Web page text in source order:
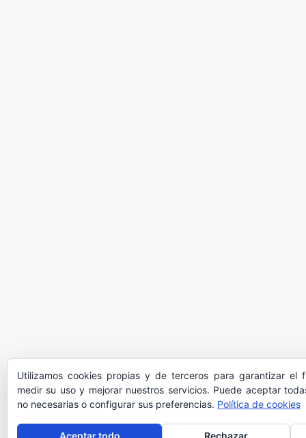
Utilizamos cookies propias y de terceros para garantizar el
medir su uso y mejorar nuestros servicios. Puede aceptar
no necesarias o configurar sus preferencias. Política de cookies
Aceptar todo Rechazar